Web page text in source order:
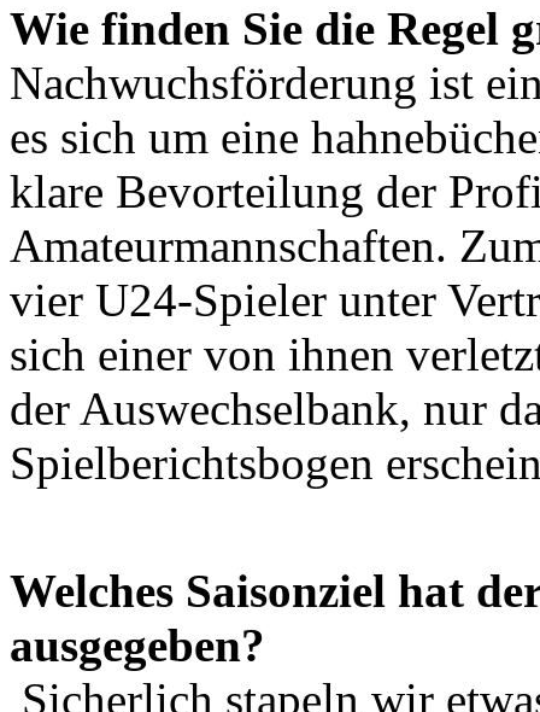
Wie finden Sie die Regel
Nachwuchsförderung ist
es sich um eine
klare Bevorteilung der
Amateurmannschaften.
vier U24-Spieler unter
sich einer von ihnen
der Auswechselbank, nur
Spielberichtsbogen
Welches Saisonziel hat
ausgegeben?
Sicherlich stapeln wir